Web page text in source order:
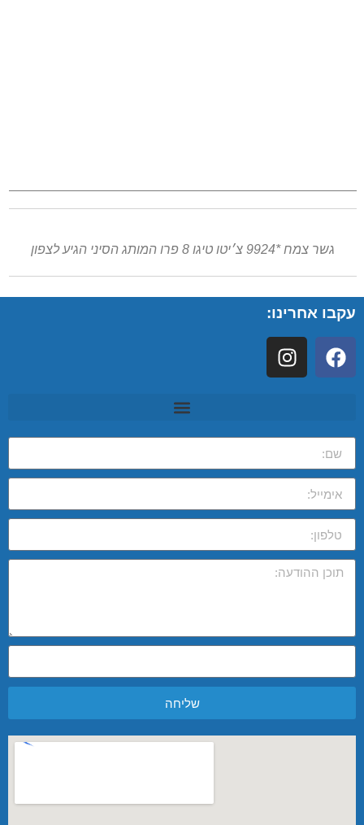
גשר צמח *9924 צ׳יטו טיגו 8 פרו המותג הסיני הגיע לצפון
עקבו אחרינו:
שליחה